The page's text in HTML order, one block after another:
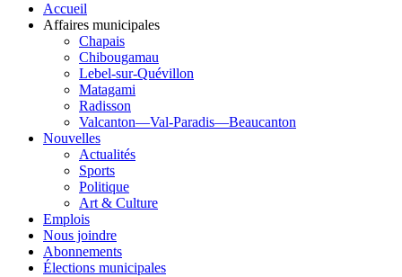
Accueil
Affaires municipales
Chapais
Chibougamau
Lebel-sur-Quévillon
Matagami
Radisson
Valcanton—Val-Paradis—Beaucanton
Nouvelles
Actualités
Sports
Politique
Art & Culture
Emplois
Nous joindre
Abonnements
Élections municipales